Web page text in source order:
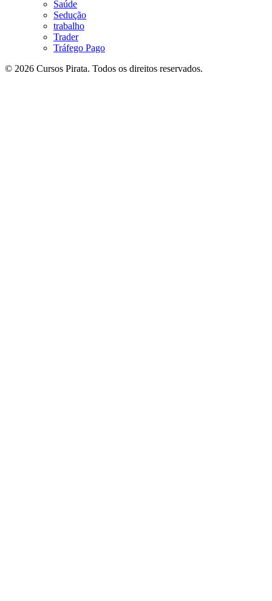
Saúde
Sedução
trabalho
Trader
Tráfego Pago
© 2026 Cursos Pirata. Todos os direitos reservados.